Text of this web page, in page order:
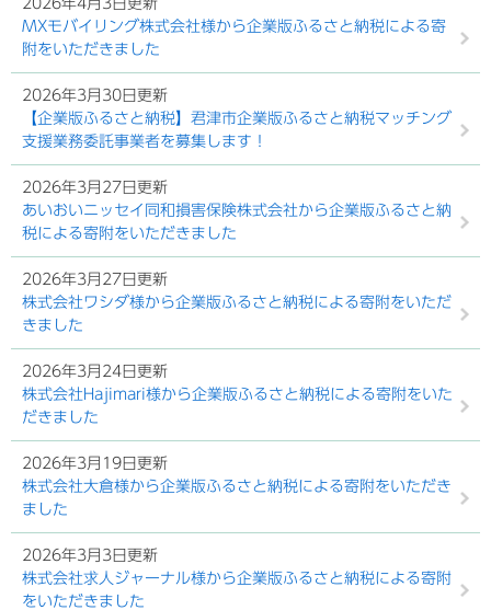
2026年4月3日更新
MXモバイリング株式会社様から企業版ふるさと納税による寄
附をいただきました
2026年3月30日更新
【企業版ふるさと納税】君津市企業版ふるさと納税マッチング
支援業務委託事業者を募集します！
2026年3月27日更新
あいおいニッセイ同和損害保険株式会社から企業版ふるさと納
税による寄附をいただきました
2026年3月27日更新
株式会社ワシダ様から企業版ふるさと納税による寄附をいただ
きました
2026年3月24日更新
株式会社Hajimari様から企業版ふるさと納税による寄附をいた
だきました
2026年3月19日更新
株式会社大倉様から企業版ふるさと納税による寄附をいただき
ました
2026年3月3日更新
株式会社求人ジャーナル様から企業版ふるさと納税による寄附
をいただきました